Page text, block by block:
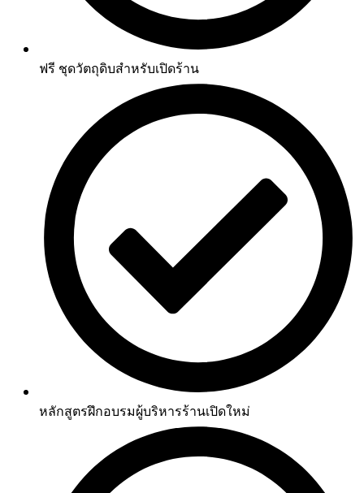
ฟรี ชุดวัตถุดิบสำหรับเปิดร้าน
หลักสูตรฝึกอบรมผู้บริหารร้านเปิดใหม่